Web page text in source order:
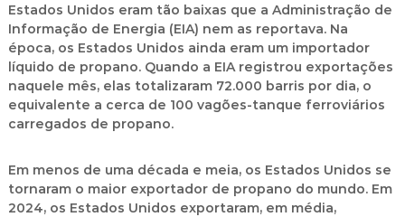
Estados Unidos eram tão baixas que a Administração de
Informação de Energia (EIA) nem as reportava. Na
época, os Estados Unidos ainda eram um importador
líquido de propano. Quando a EIA registrou exportações
naquele mês, elas totalizaram 72.000 barris por dia, o
equivalente a cerca de 100 vagões-tanque ferroviários
carregados de propano.
Em menos de uma década e meia, os Estados Unidos se
tornaram o maior exportador de propano do mundo. Em
2024, os Estados Unidos exportaram, em média,